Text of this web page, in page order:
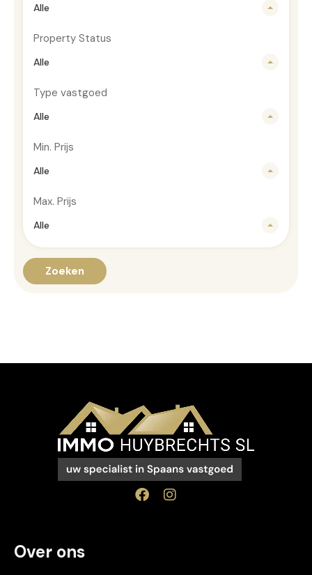
Alle
Property Status
Alle
Type vastgoed
Alle
Min. Prijs
Alle
Max. Prijs
Alle
Zoeken
Over ons